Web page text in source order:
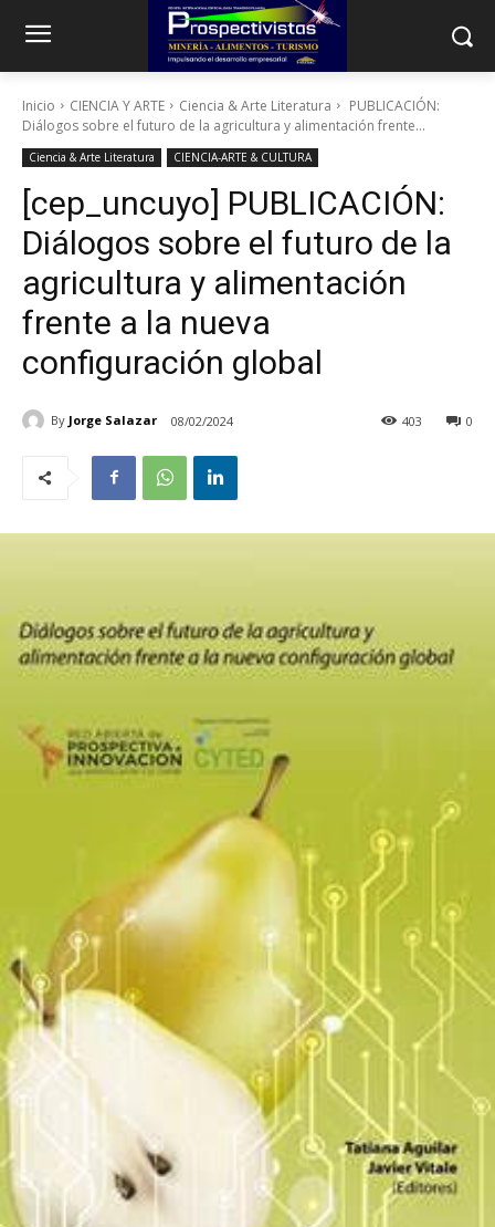
Inicio CIENCIA Y ARTE Ciencia & Arte Literatura
PUBLICACIÓN:
Diálogos sobre el futuro de la agricultura y alimentación frente...
Ciencia & Arte Literatura CIENCIA-ARTE & CULTURA
[cep_uncuyo] PUBLICACIÓN:
Diálogos sobre el futuro de la
agricultura y alimentación
frente a la nueva
configuración global
By Jorge Salazar 08/02/2024 0
403